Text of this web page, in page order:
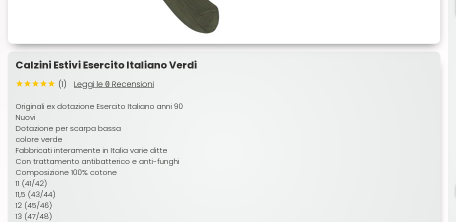
Calzini Estivi Esercito Italiano Verdi
(1) Leggi le 0 Recensioni
Originali ex dotazione Esercito Italiano anni 90
Nuovi
Dotazione per scarpa bassa
colore verde
Fabbricati interamente in Italia varie ditte
Con trattamento antibatterico e anti-funghi
Composizione 100% cotone
11 (41/42)
11,5 (43/44)
12 (45/46)
13 (47/48)